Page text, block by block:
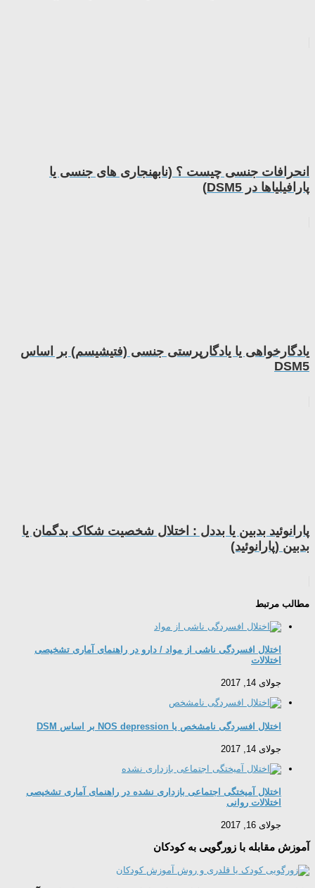
انحرافات جنسی چیست ؟ (نابهنجاری های جنسی یا
پارافیلیاها در DSM5)
یادگارخواهی یا یادگارپرستی جنسی (فتیشیسم) بر اساس
DSM5
پارانوئید بدبین یا بددل : اختلال شخصیت شکاک بدگمان یا
بدبین (پارانوئید)
مطالب مرتبط
اختلال افسردگی ناشی از مواد / دارو در راهنمای آماری تشخیصی
اختلالات
جولای 14, 2017
اختلال افسردگی نامشخص یا NOS depression بر اساس DSM
جولای 14, 2017
اختلال آمیختگی اجتماعی بازداری نشده در راهنمای آماری تشخیصی
اختلالات روانی
جولای 16, 2017
آموزش مقابله با زورگویی به کودکان